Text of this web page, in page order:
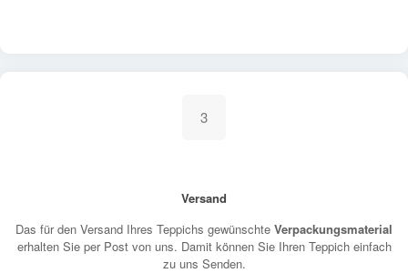
3
Versand
Das für den Versand Ihres Teppichs gewünschte Verpackungsmaterial
erhalten Sie per Post von uns. Damit können Sie Ihren Teppich einfach
zu uns Senden.